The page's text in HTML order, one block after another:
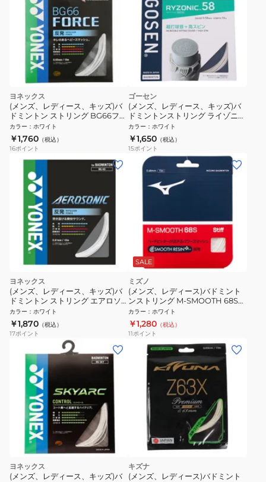
ヨネックス
(メンズ、レディース、キッズ)バ
ドミントン ストリング BG66フォ
ース BG66F-011
カラー ： ホワイト
￥1,760 （税込）
16ポイント
ゴーセン
(メンズ、レディース、キッズ)バ
ドミントンストリング ライゾニッ
ク58 ホワイト BSRY58WH
カラー ： ホワイト
￥1,650 （税込）
15ポイント
ヨネックス
(メンズ、レディース、キッズ)バ
ドミントン ストリング エアロソ
ニック BGAS-011
カラー ： ホワイト
￥1,870 （税込）
17ポイント
SALE
ミズノ
(メンズ、レディース)バドミント
ンストリング M-SMOOTH 68S
73JGA25001
カラー ： ホワイト
￥1,280 （税込）
11ポイント
ヨネックス
(メンズ、レディース、キッズ)バ
キズナ
(メンズ、レディース)バドミント